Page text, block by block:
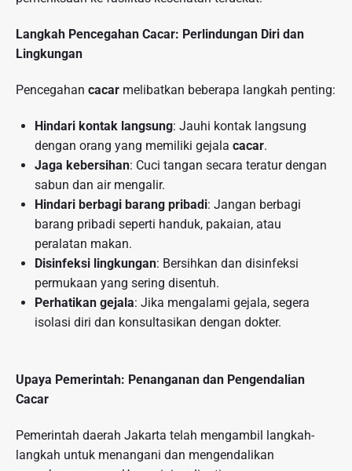
Langkah Pencegahan Cacar: Perlindungan Diri dan
Lingkungan
Pencegahan cacar melibatkan beberapa langkah penting:
Hindari kontak langsung: Jauhi kontak langsung
dengan orang yang memiliki gejala cacar.
Jaga kebersihan: Cuci tangan secara teratur dengan
sabun dan air mengalir.
Hindari berbagi barang pribadi: Jangan berbagi
barang pribadi seperti handuk, pakaian, atau
peralatan makan.
Disinfeksi lingkungan: Bersihkan dan disinfeksi
permukaan yang sering disentuh.
Perhatikan gejala: Jika mengalami gejala, segera
isolasi diri dan konsultasikan dengan dokter.
Upaya Pemerintah: Penanganan dan Pengendalian
Cacar
Pemerintah daerah Jakarta telah mengambil langkah-
langkah untuk menangani dan mengendalikan